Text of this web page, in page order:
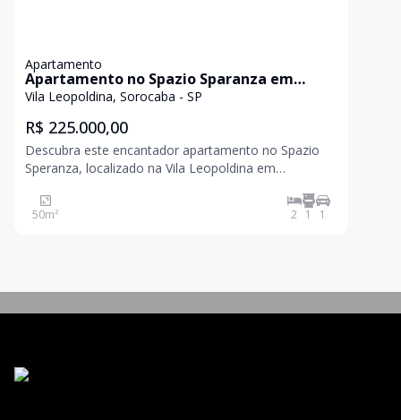
Apartamento
Apartamento no Spazio Sparanza em
Sorocaba a venda
Vila Leopoldina, Sorocaba - SP
R$ 225.000,00
Descubra este encantador apartamento no Spazio
Speranza, localizado na Vila Leopoldina em
dormitórios, 1 banheiro e 1 vaga de garagem,
perfeito para quem busca conforto e praticidade.
50m² 2 1 1